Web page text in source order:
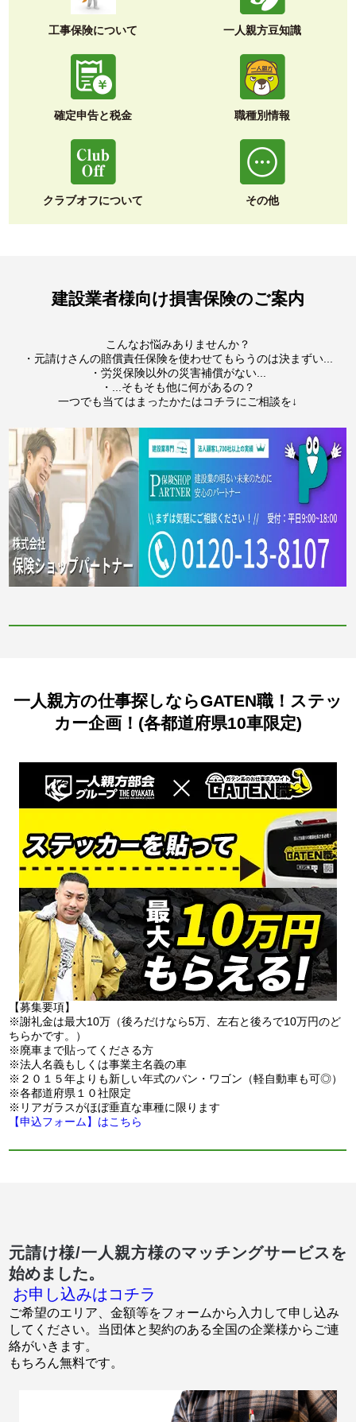
工事保険について 一人親方豆知識
確定申告と税金 職種別情報
クラブオフについて その他
建設業者様向け損害保険のご案内
こんなお悩みありませんか？
・元請けさんの賠償責任保険を使わせてもらうのは決まずい...
・労災保険以外の災害補償がない...
・...そもそも他に何があるの？
一つでも当てはまったかたはコチラにご相談を↓
一人親方の仕事探しならGATEN職！ステッ
カー企画！(各都道府県10車限定)
【募集要項】
※謝礼金は最大10万（後ろだけなら5万、左右と後ろで10万円のど
ちらかです。）
※廃車まで貼ってくださる方
※法人名義もしくは事業主名義の車
※２０１５年よりも新しい年式のバン・ワゴン（軽自動車も可◎）
※各都道府県１０社限定
※リアガラスがほぼ垂直な車種に限ります
【申込フォーム】はこちら
元請け様/一人親方様のマッチングサービスを
始めました。
お申し込みはコチラ
ご希望のエリア、金額等をフォームから入力して申し込み
してください。当団体と契約のある全国の企業様からご連
絡がいきます。
もちろん無料です。